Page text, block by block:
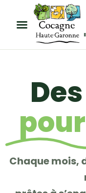
Chaque mois,